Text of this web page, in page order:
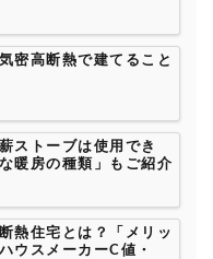
密高断熱で建てること
ストーブは使用でき
暖房の種類」もご紹介
熱住宅とは？「メリッ
ウスメーカーC値・